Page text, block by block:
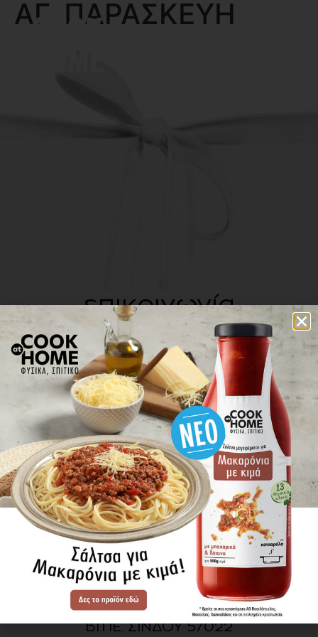
ΑΓ. ΠΑΡΑΣΚΕΥΗ
επικοινωνία
πού βρίσκω τα προϊόντα
ΕΝΗΜΕΡΩΘΕΙΤΕ ΠΡΩΤΟΙ
ΓΙΑ ΤΑ ΝΕΑ ΜΑΣ
ΕΓΓΡΑΦΗ
SITE MAP
ΠΡΟΪΟΝΤΑ
ΣΥΝΤΑΓΕΣ
Η ΙΣΤΟΡΙΑ ΜΑΣ
VIDEOS
ΠΡΟΒΥΛ Α.Ε.
ΟΔΟΣ Α3
ΒΙ.ΠΕ. ΣΙΝΔΟΥ 57022